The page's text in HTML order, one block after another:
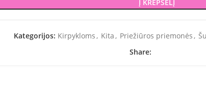
Į KREPŠELĮ
Kategorijos: Kirpykloms , Kita , Priežiūros priemonės ,
Share: